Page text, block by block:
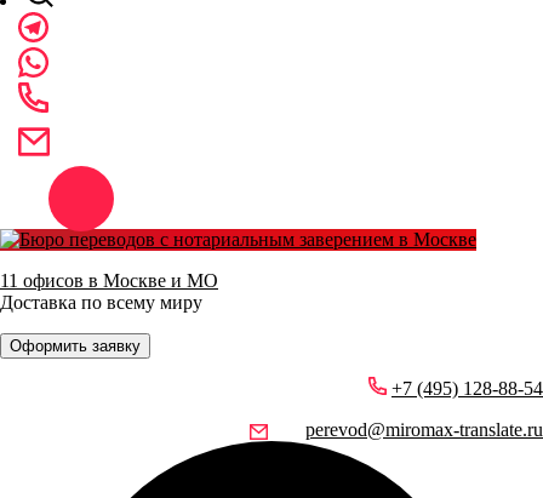
11 офисов в Москве и МО
Доставка по всему миру
Оформить заявку
+7 (495) 128-88-54
perevod@miromax-translate.ru